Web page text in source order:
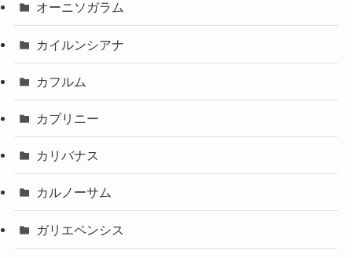
オーニソガラム
カイルンシアナ
カフルム
カプリニー
カリバナス
カルノーサム
ガリエペンシス